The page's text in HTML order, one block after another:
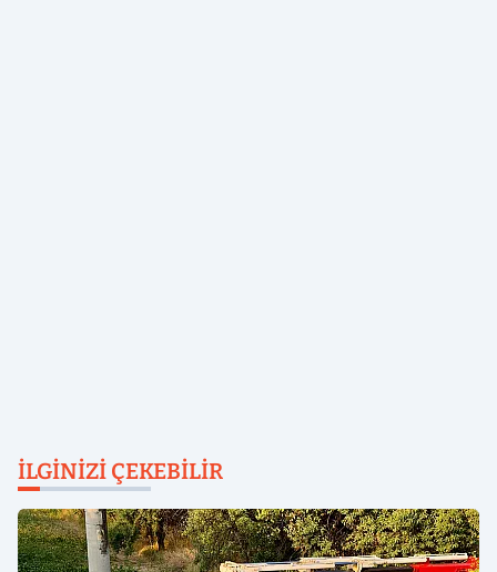
İLGINIZI ÇEKEBILIR